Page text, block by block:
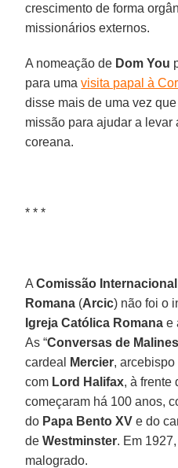
crescimento de forma
missionários externos.
A nomeação de Dom You
para umavisita papal à
disse mais de uma vez
missão para ajudar a levar
coreana.
* * *
AComissão
Romana (Arcic) não foi o
Igreja Católica Romana e
As “Conversas de
cardeal
Mercier, arcebispo
com Lord Halifax, à frente
começaram há 100 anos,
do Papa Bento XV e do
deWestminster. Em
malogrado.